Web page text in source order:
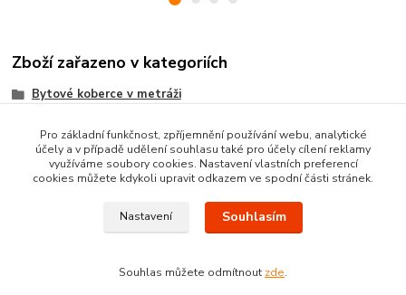
Zboží zařazeno v kategoriích
Bytové koberce v metráži
SMYČKOVÉ koberce metráž
Pro základní funkčnost, zpříjemnění používání webu, analytické
účely a v případě udělení souhlasu také pro účely cílení reklamy
využíváme soubory cookies. Nastavení vlastních preferencí
cookies můžete kdykoli upravit odkazem ve spodní části stránek.
Nastavení Souhlasím
Souhlas můžete odmítnout zde.